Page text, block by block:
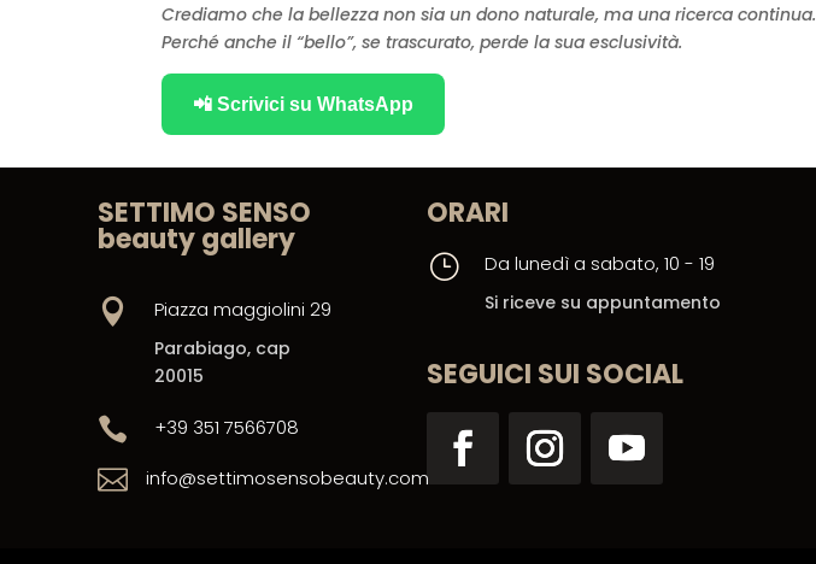
Crediamo che la bellezza non sia un dono naturale, ma una ricerca continua.
Perché anche il “bello”, se trascurato, perde la sua esclusività.
📲 Scrivici su WhatsApp
SETTIMO SENSO
beauty gallery
 Piazza maggiolini 29
Parabiago, cap
20015
 +39 351 7566708
 info@settimosensobeauty.com
ORARI
} Da lunedì a sabato, 10 - 19
Si riceve su appuntamento
SEGUICI SUI SOCIAL